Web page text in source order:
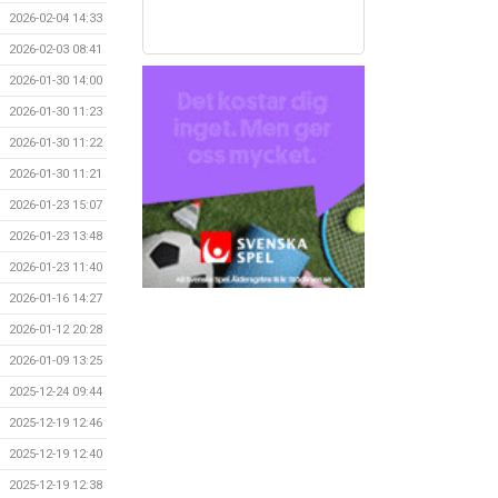
2026-02-04 14:33
2026-02-03 08:41
2026-01-30 14:00
2026-01-30 11:23
2026-01-30 11:22
2026-01-30 11:21
2026-01-23 15:07
2026-01-23 13:48
2026-01-23 11:40
2026-01-16 14:27
2026-01-12 20:28
2026-01-09 13:25
2025-12-24 09:44
2025-12-19 12:46
2025-12-19 12:40
2025-12-19 12:38